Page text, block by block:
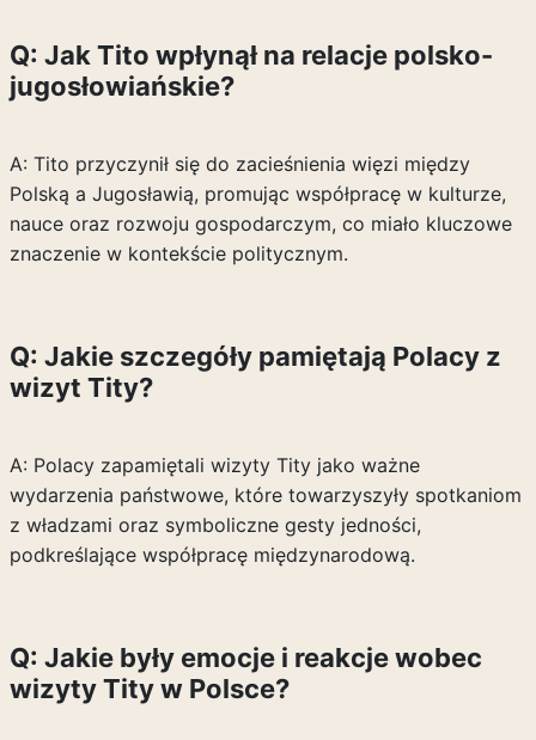
Q: Jak Tito wpłynął na relacje polsko-
jugosłowiańskie?
A: Tito przyczynił się do zacieśnienia więzi między
Polską a Jugosławią, promując współpracę w kulturze,
nauce oraz rozwoju gospodarczym, co miało kluczowe
znaczenie w kontekście politycznym.
Q: Jakie szczegóły pamiętają Polacy z
wizyt Tity?
A: Polacy zapamiętali wizyty Tity jako ważne
wydarzenia państwowe, które towarzyszyły spotkaniom
z władzami oraz symboliczne gesty jedności,
podkreślające współpracę międzynarodową.
Q: Jakie były emocje i reakcje wobec
wizyty Tity w Polsce?